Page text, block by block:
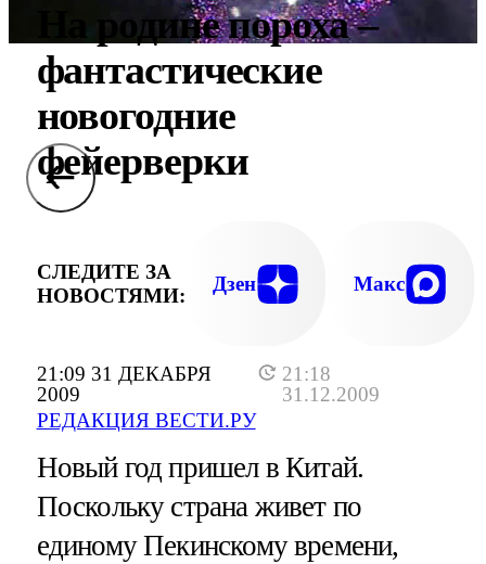
21:09 31 ДЕКАБРЯ
2009
21:18
31.12.2009
РЕДАКЦИЯ ВЕСТИ.РУ
На родине пороха –
фантастические
новогодние
фейерверки
СЛЕДИТЕ ЗА
НОВОСТЯМИ:
Дзен Макс
Новый год пришел в Китай.
Поскольку страна живет по
единому Пекинскому времени,